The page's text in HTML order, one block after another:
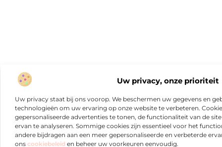
Uw privacy, onze prioriteit
Uw privacy staat bij ons voorop. We beschermen uw gegevens en
technologieën om uw ervaring op onze website te verbeteren.
gepersonaliseerde advertenties te tonen, de functionaliteit van de
ervan te analyseren. Sommige cookies zijn essentieel voor het
andere bijdragen aan een meer gepersonaliseerde en verbeterde
ons cookiebeleid en beheer uw voorkeuren eenvoudig.